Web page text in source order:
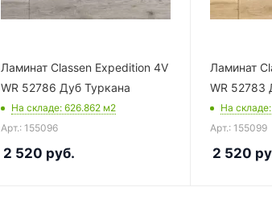
Ламинат Classen Expedition 4V
WR 52786 Дуб Туркана
На складе: 626.862 м2
Арт.: 155096
2 520 руб.
Ламинат
WR 52783
На складе
Арт.: 155099
2 520